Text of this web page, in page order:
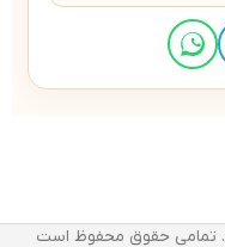
. تمامی حقوق محفوظ است